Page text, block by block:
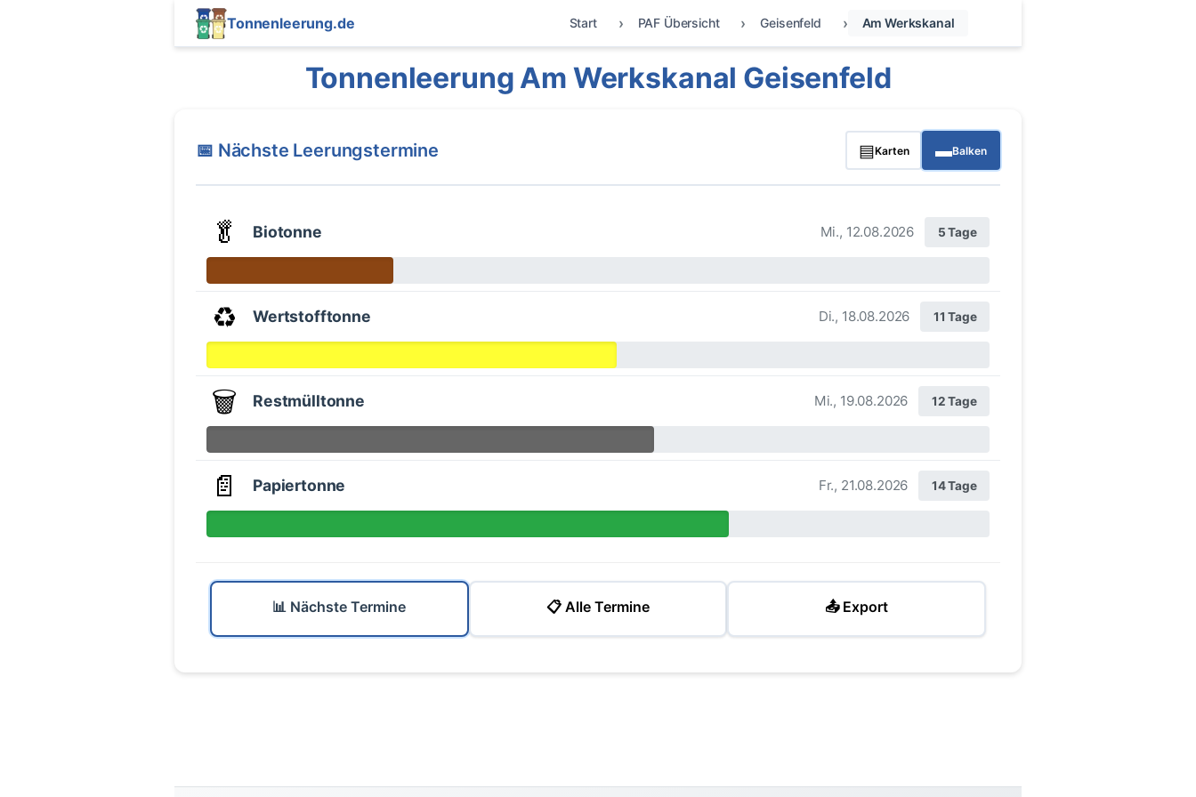
Tonnenleerung.de Start PAF Übersicht Geisenfeld Am Werkskanal
Tonnenleerung Am Werkskanal Geisenfeld
📅 Nächste Leerungstermine ▤Karten ▬Balken
🥬 Biotonne Mi., 12.08.2026 5 Tage
♻️ Wertstofftonne Di., 18.08.2026 11 Tage
🗑️ Restmülltonne Mi., 19.08.2026 12 Tage
📄 Papiertonne Fr., 21.08.2026 14 Tage
📊 Nächste Termine 📋 Alle Termine 📤 Export